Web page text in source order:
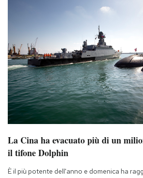
La Cina ha evacuato più di un
il tifone Dolphin
È il più potente dell'anno e domenica ha